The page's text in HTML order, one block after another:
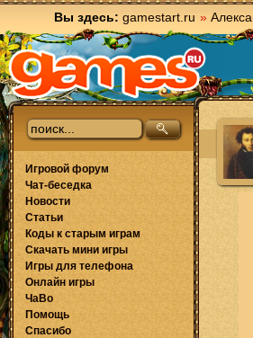
Вы здесь: gamestart.ru »
Игровой форум
Чат-беседка
Новости
Статьи
Коды к старым играм
Скачать мини игры
Игры для телефона
Онлайн игры
ЧаВо
Помощь
Спасибо